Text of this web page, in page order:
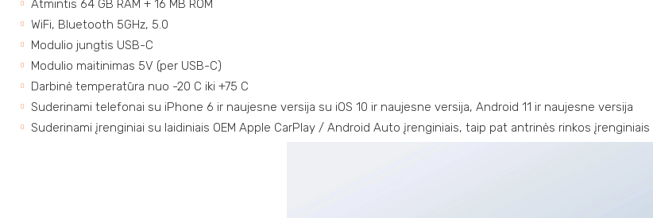
Atmintis 64 GB RAM + 16 MB ROM
WiFi, Bluetooth 5GHz, 5.0
Modulio jungtis USB-C
Modulio maitinimas 5V (per USB-C)
Darbinė temperatūra nuo -20 C iki +75 C
Suderinami telefonai su iPhone 6 ir naujesne versija su iOS 10 ir naujesne versija, Android 11 ir naujesne versija
Suderinami įrenginiai su laidiniais OEM Apple CarPlay / Android Auto įrenginiais, taip pat antrinės rinkos įrenginiais